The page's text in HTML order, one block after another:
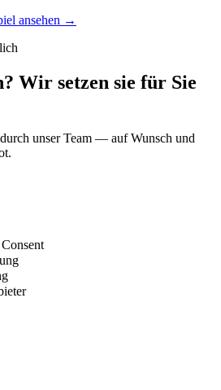
ansehen →
Wir setzen sie für Sie
unser Team — auf Wunsch und